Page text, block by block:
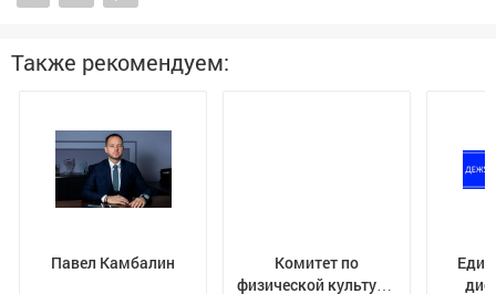
выделить региону дополнительные объемы солярки
поддержали, первые девять тысяч тонн горючего
прибыли в регион и распределяются кузбасским
Также рекомендуем:
Павел Камбалин
Комитет по
физической культуре,